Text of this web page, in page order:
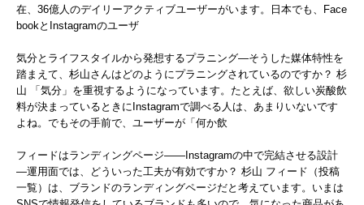
在、36億人のデイリーアクティブユーザーがいます。日本でも、Face
bookとInstagramのユーザ
気分とライフスタイルから発想するプラニング―そうした媒体特性を
踏まえて、杉山さんはどのようにプラニングされているのですか？ 杉
山 「気分」を重視するようになっています。たとえば、欲しい炭酸飲
料が決まっているときにInstagramで調べる人は、あまりいないです
よね。でもその手前で、ユーザーが「何か飲
フィードはランディングページ――Instagramの中で完結させる設計
―運用面では、どういった工夫が有効ですか？ 杉山 フィード（投稿
一覧）は、ブランドのランディングページだと考えています。いまは